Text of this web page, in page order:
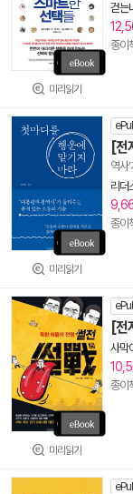
미리읽기
걷는
종이
미리읽기
[전
역사
리더
종이
미리읽기
[전
사막
종이